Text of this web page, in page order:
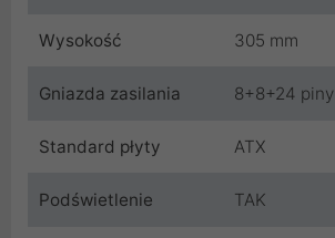
Wysokość 305 mm
Gniazda zasilania 8+8+24 piny
Standard płyty ATX
Podświetlenie TAK